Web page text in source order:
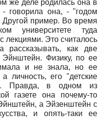
же деле родилась она в
- говорила она, - "годом
пример. Во время
университете туда
лекциями. Это считалось
как две
Эйнштейн. Физику, по ее
и не знала, но ее
личность, его "детские
Правда, в одном из
газете она почему-то
а Эйзенштейн с
и опять-таки ее